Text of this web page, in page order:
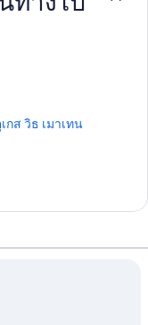
กส วิธ เมาเทน